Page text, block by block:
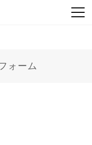
ォーム